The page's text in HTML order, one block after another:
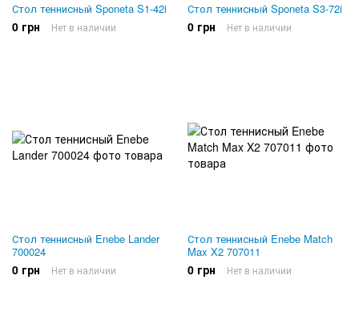
Стол теннисный Sponeta S1-42i
0 грн Нет в наличии
Стол теннисный Sponeta S3-72i
0 грн Нет в наличии
Стол теннисный Enebe Lander
700024
0 грн Нет в наличии
Стол теннисный Enebe Match
Max X2 707011
0 грн Нет в наличии